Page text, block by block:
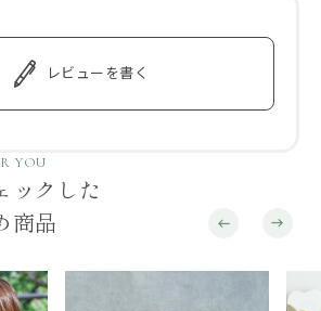
レビューを書く
YOU
ックした
商品